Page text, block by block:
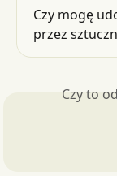
Czy mogę
przez
Czy to